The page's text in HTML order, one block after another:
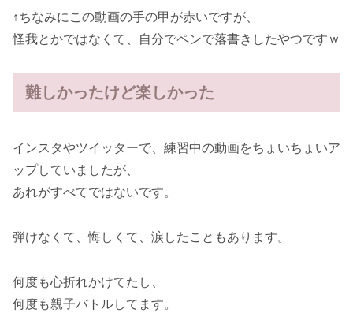
↑ちなみにこの動画の手の甲が赤いですが、
怪我とかではなくて、自分でペンで落書きしたやつですｗ
難しかったけど楽しかった
インスタやツイッターで、練習中の動画をちょいちょいア
ップしていましたが、
あれがすべてではないです。
弾けなくて、悔しくて、涙したこともあります。
何度も心折れかけてたし、
何度も親子バトルしてます。